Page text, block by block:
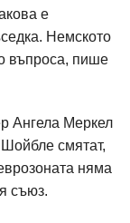
е
Немското
въпроса, пише
Ангела Меркел
смятат,
няма
съюз.